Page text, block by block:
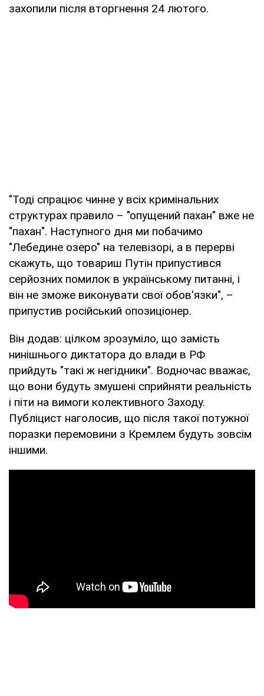
захопили після вторгнення 24 лютого.
"Тоді спрацює чинне у всіх кримінальних
структурах правило – "опущений пахан" вже не
"пахан". Наступного дня ми побачимо
"Лебедине озеро" на телевізорі, а в перерві
скажуть, що товариш Путін припустився
серйозних помилок в українському питанні, і
він не зможе виконувати свої обов'язки", –
припустив російський опозиціонер.
Він додав: цілком зрозуміло, що замість
нинішнього диктатора до влади в РФ
прийдуть "такі ж негідники". Водночас вважає,
що вони будуть змушені сприйняти реальність
і піти на вимоги колективного Заходу.
Публіцист наголосив, що після такої потужної
поразки перемовини з Кремлем будуть зовсім
іншими.